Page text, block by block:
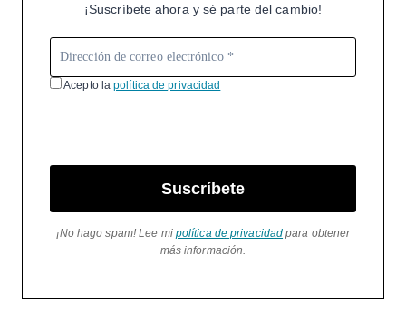
¡Suscríbete ahora y sé parte del cambio!
Acepto lapolítica de privacidad
Suscríbete
¡No hago spam! Lee mi política de privacidad para obtener
más información.